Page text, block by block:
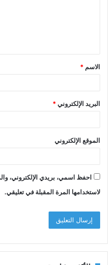
ق
*
الاسم *
البريد الإلكتروني*
الموقع الإلكتروني
احفظ اسمي، بريدي الإلكتروني،
لاستخدامها المرة المقبلة في تعليقي.